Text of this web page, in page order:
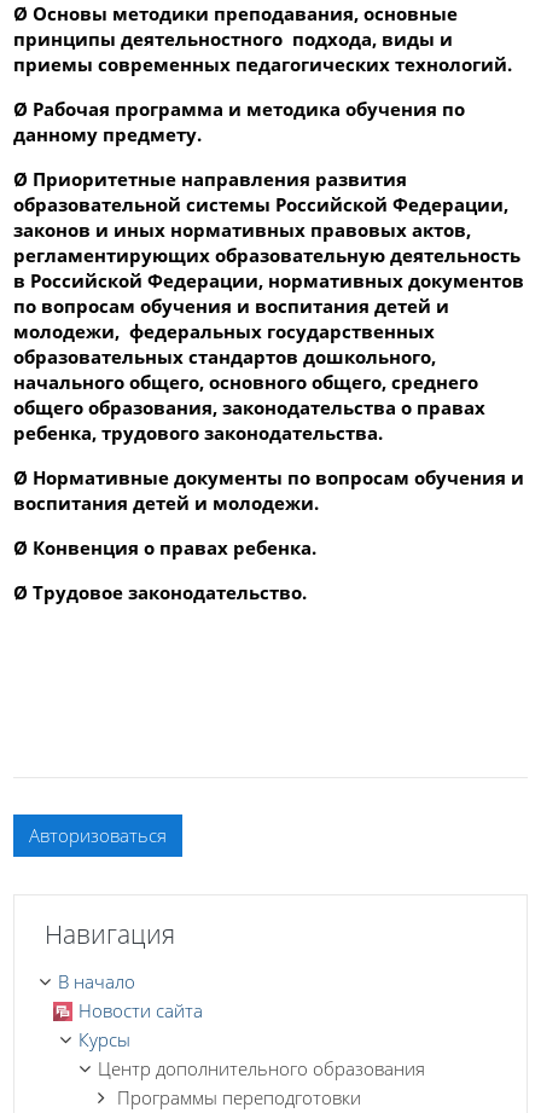
Ø Основы методики преподавания, основные
принципы деятельностного подхода, виды и
приемы современных педагогических технологий.
Ø Рабочая программа и методика обучения по
данному предмету.
Ø Приоритетные направления развития
образовательной системы Российской Федерации,
законов и иных нормативных правовых актов,
регламентирующих образовательную деятельность
в Российской Федерации, нормативных документов
по вопросам обучения и воспитания детей и
молодежи, федеральных государственных
образовательных стандартов дошкольного,
начального общего, основного общего, среднего
общего образования, законодательства о правах
ребенка, трудового законодательства.
Ø Нормативные документы по вопросам обучения и
воспитания детей и молодежи.
Ø Конвенция о правах ребенка.
Ø Трудовое законодательство.
Авторизоваться
Навигация
В начало
Новости сайта
Курсы
Центр дополнительного образования
Программы переподготовки